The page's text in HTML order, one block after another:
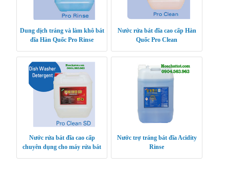
Dung dịch tráng và làm khô bát
đĩa Hàn Quốc Pro Rinse
Nước rửa bát đĩa cao cấp Hàn
Quốc Pro Clean
Nước rửa bát đĩa cao cấp
chuyên dụng cho máy rửa bát
Nước trợ tráng bát đĩa Acidity
Rinse